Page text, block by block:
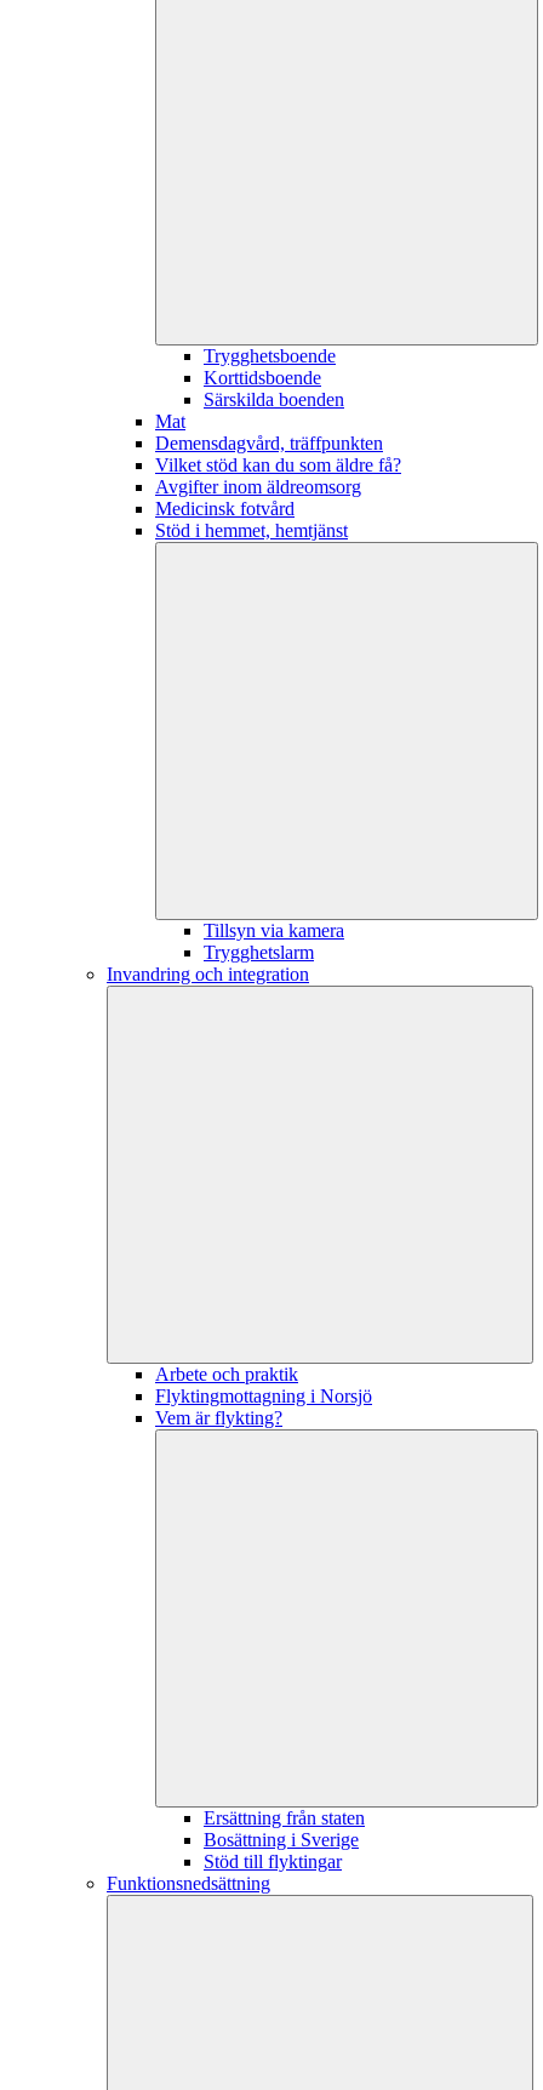
Trygghetsboende
Korttidsboende
Särskilda boenden
Mat
Demensdagvård, träffpunkten
Vilket stöd kan du som äldre få?
Avgifter inom äldreomsorg
Medicinsk fotvård
Stöd i hemmet, hemtjänst
Tillsyn via kamera
Trygghetslarm
Invandring och integration
Arbete och praktik
Flyktingmottagning i Norsjö
Vem är flykting?
Ersättning från staten
Bosättning i Sverige
Stöd till flyktingar
Funktionsnedsättning